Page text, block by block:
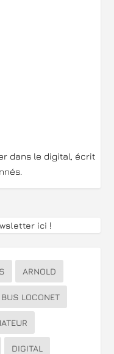
dans le digital, écrit
ici !
ARNOLD
BUS LOCONET
DIGITAL